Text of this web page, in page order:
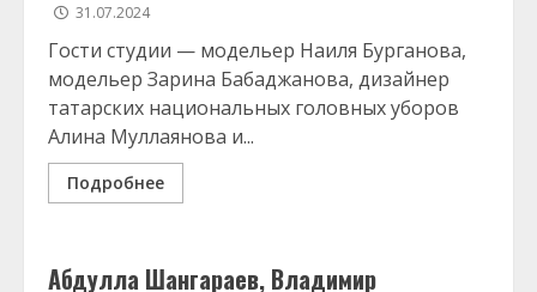
31.07.2024
Гости студии — модельер Наиля Бурганова,
модельер Зарина Бабаджанова, дизайнер
татарских национальных головных уборов
Алина Муллаянова и...
Подробнее
Абдулла Шангараев, Владимир